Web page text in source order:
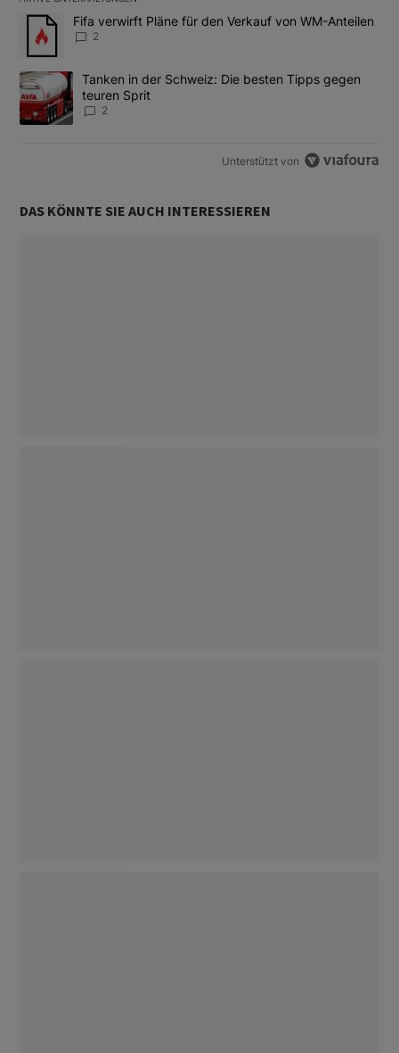
Das Folgende ist eine Liste der am meisten kommentierten
Ein Trendartikel mit dem Titel "Fifa verwirft Pläne für den
Fifa verwirft Pläne für den Verkauf von WM-Anteilen
2
Ein Trendartikel mit dem Titel "Tanken in der Schweiz: Die
Tanken in der Schweiz: Die besten Tipps gegen
teuren Sprit
2
Unterstützt von
DAS KÖNNTE SIE AUCH INTERESSIEREN